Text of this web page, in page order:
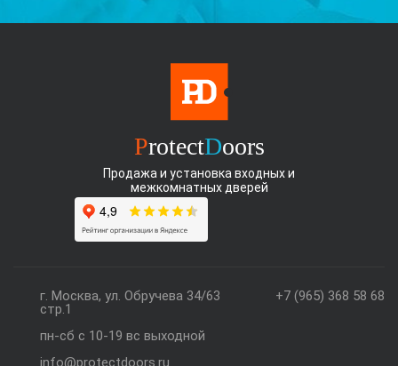
ProtectDoors
Продажа и установка входных и
межкомнатных дверей
+7 (965) 368 58 68
г. Москва, ул. Обручева 34/63
стр.1
пн-сб с 10-19 вс выходной
info@protectdoors.ru